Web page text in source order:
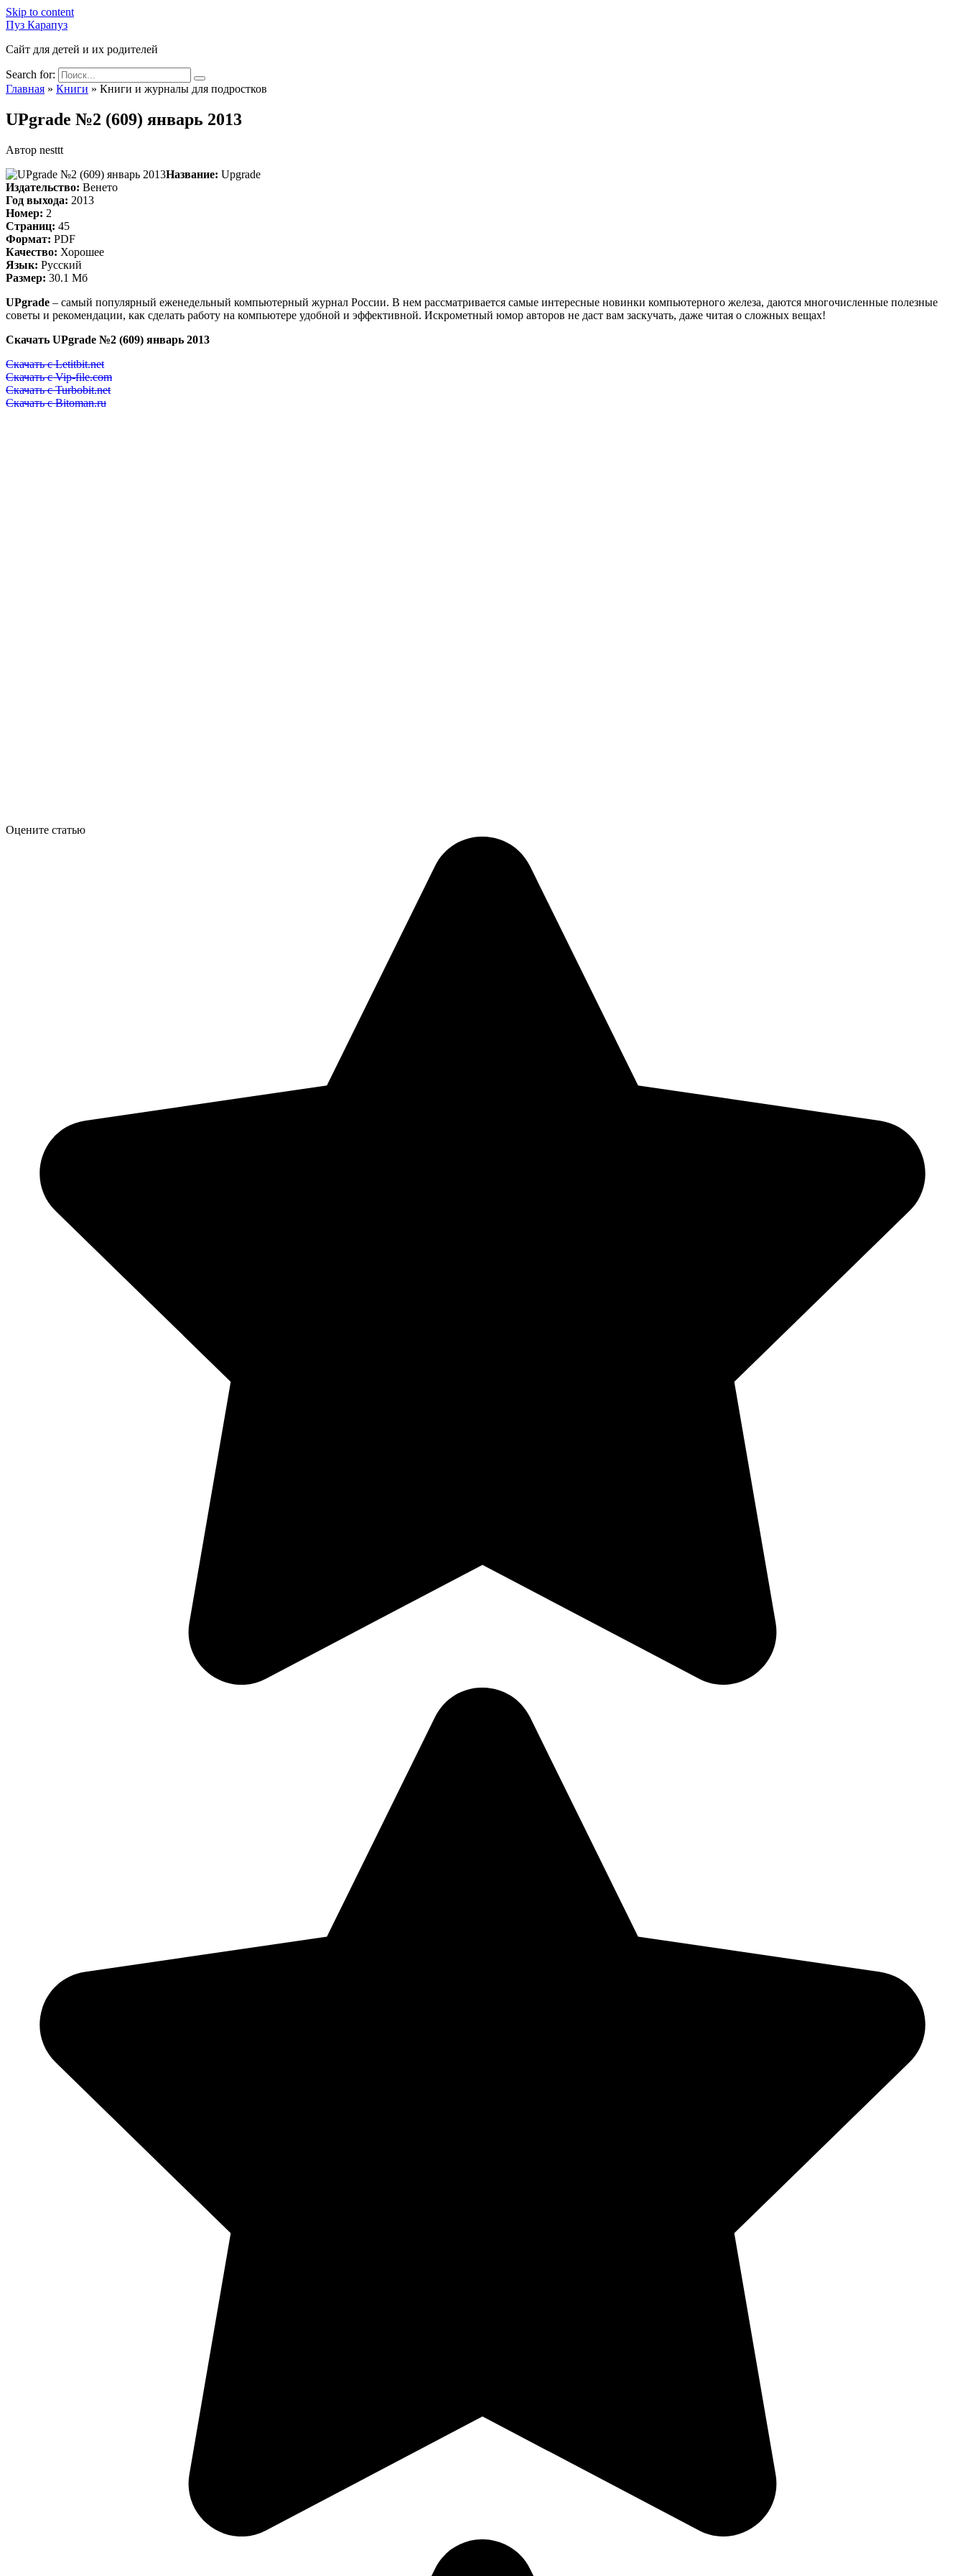
Skip to content
Пуз Карапуз
Сайт для детей и их родителей
Search for:
Главная » Книги » Книги и журналы для подростков
UPgrade №2 (609) январь 2013
Автор nesttt
Название: Upgrade
Издательство: Венето
Год выхода: 2013
Номер: 2
Страниц: 45
Формат: PDF
Качество: Хорошее
Язык: Русский
Размер: 30.1 Мб
UPgrade – самый популярный еженедельный компьютерный журнал России. В нем рассматривается самые интересные новинки компьютерного железа, даются многочисленные полезные
советы и рекомендации, как сделать работу на компьютере удобной и эффективной. Искрометный юмор авторов не даст вам заскучать, даже читая о сложных вещах!
Скачать UPgrade №2 (609) январь 2013
Скачать с Letitbit.net
Скачать с Vip-file.com
Скачать с Turbobit.net
Скачать с Bitoman.ru
Оцените статью